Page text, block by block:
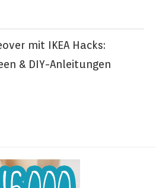
mit IKEA Hacks:
& DIY-Anleitungen